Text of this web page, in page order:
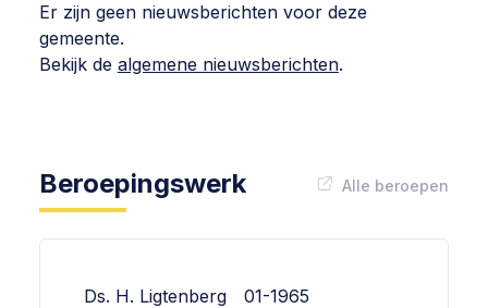
Er zijn geen nieuwsberichten voor deze
gemeente.
Bekijk de algemene nieuwsberichten.
Beroepingswerk Alle beroepen
Ds. H. Ligtenberg
01-1965